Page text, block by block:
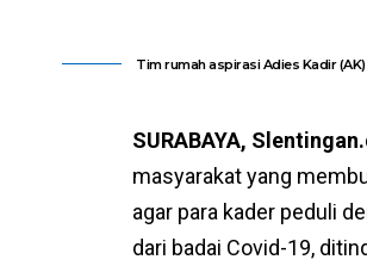
Tim rumah aspirasi Adies Kadir
SURABAYA,
masyarakat yang
agar para kader peduli
dari badai Covid-19,